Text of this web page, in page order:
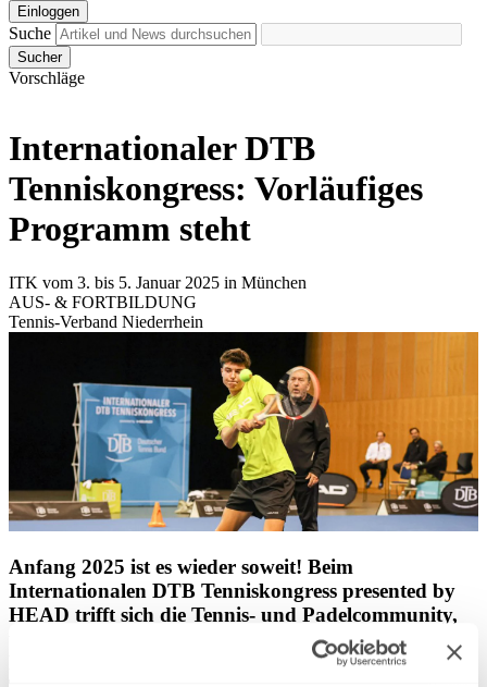
Einloggen
Suche
Sucher
Vorschläge
Internationaler DTB
Tenniskongress: Vorläufiges
Programm steht
ITK vom 3. bis 5. Januar 2025 in München
AUS- & FORTBILDUNG
Tennis-Verband Niederrhein
Anfang 2025 ist es wieder soweit! Beim
Internationalen DTB Tenniskongress presented by
HEAD trifft sich die Tennis- und Padelcommunity,
um zukunftsweisende Trends, Chancen aber auch
Herausforderungen zu diskutieren. Worauf sich die